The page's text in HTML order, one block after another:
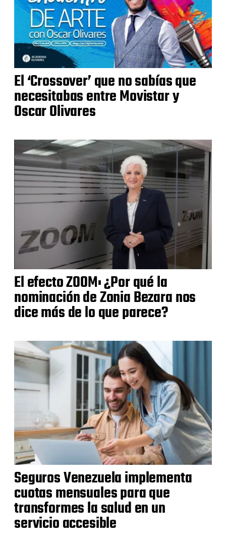
El ‘Crossover’ que no sabías que
necesitabas entre Movistar y
Oscar Olivares
El efecto ZOOM: ¿Por qué la
nominación de Zonia Bezara nos
dice más de lo que parece?
Seguros Venezuela implementa
cuotas mensuales para que
transformes la salud en un
servicio accesible